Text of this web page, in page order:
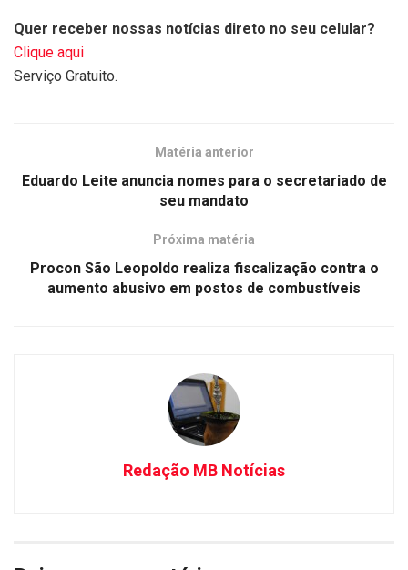
Quer receber nossas notícias direto no seu celular?
Clique aqui
Serviço Gratuito.
Matéria anterior
Eduardo Leite anuncia nomes para o secretariado de
seu mandato
Próxima matéria
Procon São Leopoldo realiza fiscalização contra o
aumento abusivo em postos de combustíveis
Redação MB Notícias